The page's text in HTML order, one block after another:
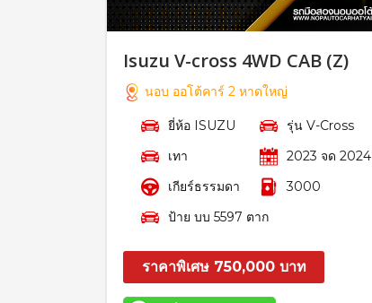
Isuzu V-cross 4WD CAB (Z)
นอบ ออโต้คาร์ 2 หาดใหญ่
ยี่ห้อ ISUZU
รุ่น V-Cross
เทา
2023 จด 2024
เกียร์ธรรมดา
3000
ป้าย บบ 5597 ตาก
ราคาพิเศษ 750,000 บาท